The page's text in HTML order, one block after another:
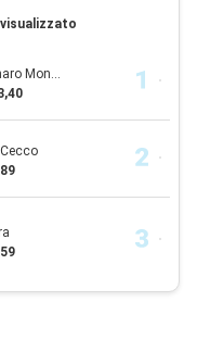
Mon...